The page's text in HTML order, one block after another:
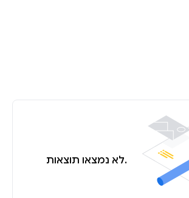
לא נמצאו תוצאות.